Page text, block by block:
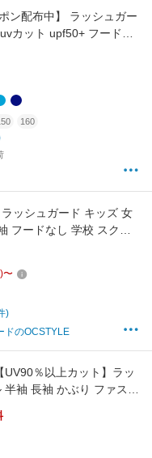
ン配布中】 ラッシュガー
カット upf50+ フードな
ナー 男女兼用 男の子 女
児 ジュニア 子供 子ども
学校 小学校 中学校 学校
160
160
ッシュガード キッズ 女
フードなし 学校 スクー
シュパーカー UVパーカ
中学生 小学校 プール
黒 紺 おしゃれ KICKS
☆》
〜
)
ドのOCSTYLE
UV90％以上カット】ラッ
半袖 長袖 かぶり ファスナ
スナーあり ジップあり
ア 男の子 女の子 スクー
140 150 160 170 180cm